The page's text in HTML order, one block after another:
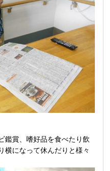
鑑賞、嗜好品を食べたり飲
横になって休んだりと様々